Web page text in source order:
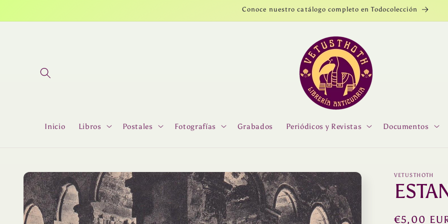
al contenido
Conoce nuestro catálogo completo en Todocolección
Inicio Libros Postales Fotografías Grabados Periódicos y Revistas Documentos
directamente
a la
información
del producto
VETUSTHOTH
Precio
€5,00